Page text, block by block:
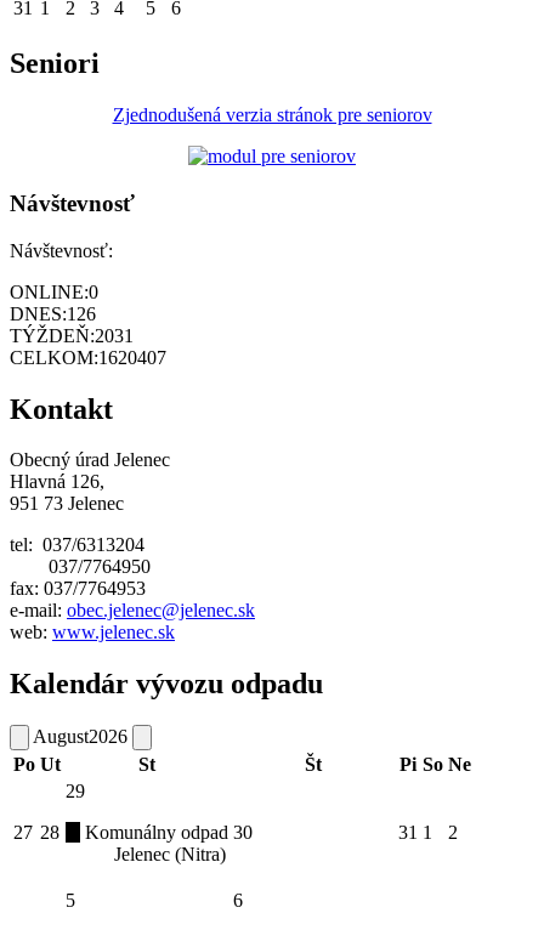
31 1 2 3 4 5 6
Seniori
Zjednodušená verzia stránok pre seniorov
Návštevnosť
Návštevnosť:
ONLINE:0
DNES:126
TÝŽDEŇ:2031
CELKOM:1620407
Kontakt
Obecný úrad Jelenec
Hlavná 126,
951 73 Jelenec
tel: 037/6313204
037/7764950
fax: 037/7764953
e-mail: obec.jelenec@jelenec.sk
web: www.jelenec.sk
Kalendár vývozu odpadu
August2026
Po Ut St Št Pi So Ne
27 28
29
Komunálny odpad
Jelenec (Nitra)
30 31 1 2
5
6